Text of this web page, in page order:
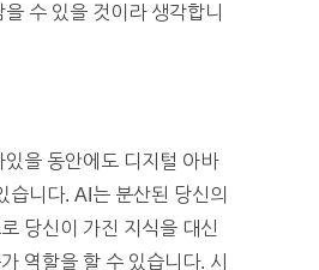
수 있을 것이라 생각합니
있을 동안에도 디지털 아바
습니다. AI는 분산된 당신의
당신이 가진 지식을 대신
역할을 할 수 있습니다. 시